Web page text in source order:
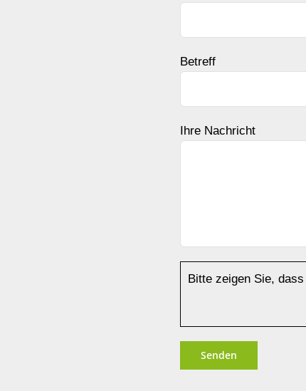
Betreff
Ihre Nachricht
Bitte zeigen Sie,